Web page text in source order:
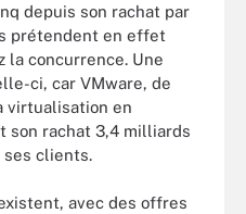
depuis son rachat par
prétendent en effet
la concurrence. Une
ci, car VMware, de
virtualisation en
son rachat 3,4 milliards
clients.
avec des offres